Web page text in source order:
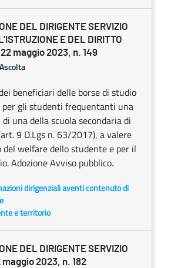
DEL DIRIGENTE SERVIZIO
E DEL DIRITTO
maggio 2023, n. 149
Ascolta
beneficiari delle borse di studio
gli studenti frequentanti una
una della scuola secondaria di
9 D.Lgs n. 63/2017), a valere
del welfare dello studente e per il
Adozione Avviso pubblico.
dirigenziali aventi contenuto di
e territorio
DEL DIRIGENTE SERVIZIO
maggio 2023, n. 182